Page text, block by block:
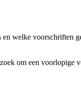
welke voorschriften
om een voorlopige